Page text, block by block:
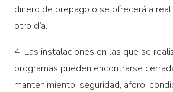
dinero de prepago o se ofrecerá a
otro día.
4. Las instalaciones en las que se
programas pueden encontrarse
mantenimiento, seguridad, aforo,